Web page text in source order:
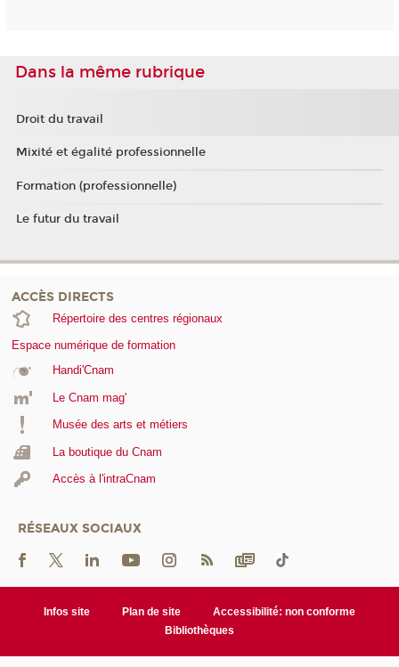
Dans la même rubrique
Droit du travail
Mixité et égalité professionnelle
Formation (professionnelle)
Le futur du travail
ACCÈS DIRECTS
Répertoire des centres régionaux
Espace numérique de formation
Handi'Cnam
Le Cnam mag'
Musée des arts et métiers
La boutique du Cnam
Accès à l'intraCnam
RÉSEAUX SOCIAUX
Infos site Plan de site
Accessibilité: non conforme
Bibliothèques